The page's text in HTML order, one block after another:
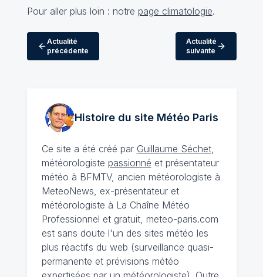
Pour aller plus loin : notre page climatologie.
Actualité
précédente
Actualité
suivante
Histoire du site MétéoParis
Ce site a été créé par Guillaume Séchet,
météorologiste passionné et présentateur
météo à BFMTV, ancien météorologiste à
MeteoNews, ex-présentateur et
météorologiste à La Chaîne Météo
Professionnel et gratuit, meteo-paris.com
est sans doute l'un des sites météo les
plus réactifs du web (surveillance quasi-
permanente et prévisions météo